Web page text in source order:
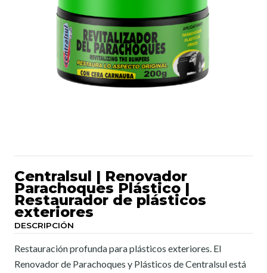
Centralsul | Renovador
Parachoques Plástico |
Restaurador de plásticos
exteriores
DESCRIPCIÓN
Restauración profunda para plásticos exteriores. El
Renovador de Parachoques y Plásticos de Centralsul está